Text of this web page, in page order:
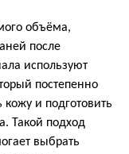
объёма,
после
используют
постепенно
и подготовить
Такой подход
выбрать